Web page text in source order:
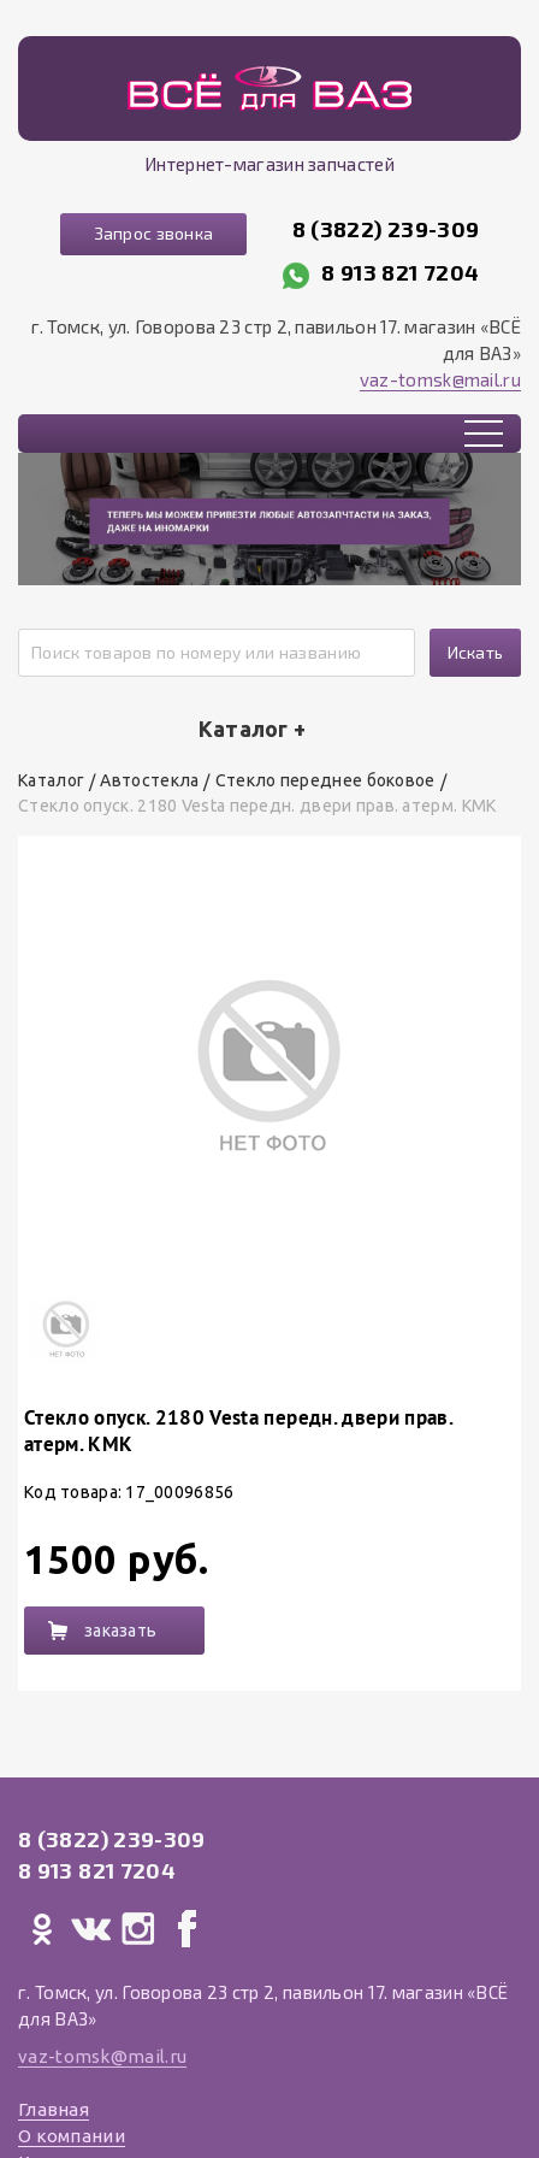
Интернет-магазин запчастей
Запрос звонка
8 (3822) 239-309
8 913 821 7204
г. Томск, ул. Говорова 23 стр 2, павильон 17. магазин «ВСЁ
для ВАЗ»
vaz-tomsk@mail.ru
Искать
Каталог +
Каталог Автостекла
Стекло переднее боковое
Стекло опуск. 2180 Vesta передн. двери прав. атерм. КМК
Стекло опуск. 2180 Vesta передн. двери прав.
атерм. КМК
Код товара: 17_00096856
1500 руб.
заказать
8 (3822) 239-309
8 913 821 7204
г. Томск, ул. Говорова 23 стр 2, павильон 17. магазин «ВСЁ
для ВАЗ»
vaz-tomsk@mail.ru
Главная
О компании